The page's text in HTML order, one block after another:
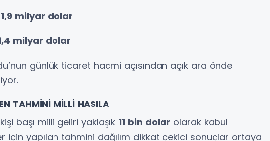
1,9 milyar dolar
milyar dolar
günlük ticaret hacmi açısından açık ara önde
TAHMİNİ MİLLİ HASILA
başı milli geliri yaklaşık 11 bin dolar olarak kabul
için yapılan tahmini dağılım dikkat çekici sonuçlar ortaya